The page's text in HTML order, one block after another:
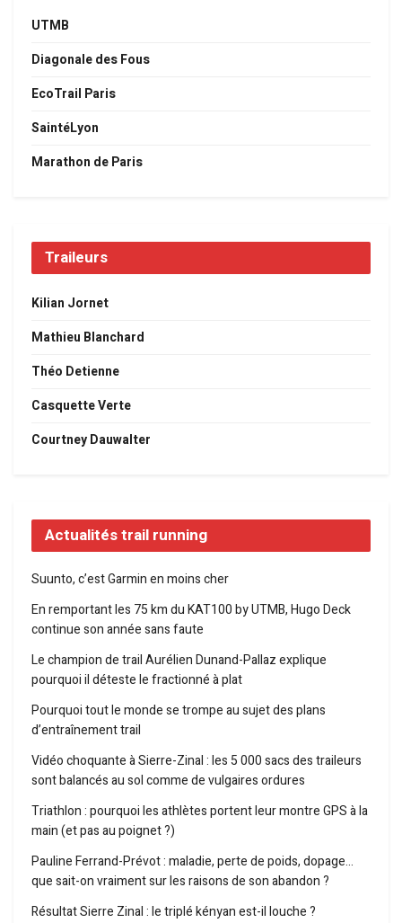
UTMB
Diagonale des Fous
EcoTrail Paris
SaintéLyon
Marathon de Paris
Traileurs
Kilian Jornet
Mathieu Blanchard
Théo Detienne
Casquette Verte
Courtney Dauwalter
Actualités trail running
Suunto, c’est Garmin en moins cher
En remportant les 75 km du KAT100 by UTMB, Hugo Deck
continue son année sans faute
Le champion de trail Aurélien Dunand-Pallaz explique
pourquoi il déteste le fractionné à plat
Pourquoi tout le monde se trompe au sujet des plans
d’entraînement trail
Vidéo choquante à Sierre-Zinal : les 5 000 sacs des traileurs
sont balancés au sol comme de vulgaires ordures
Triathlon : pourquoi les athlètes portent leur montre GPS à la
main (et pas au poignet ?)
Pauline Ferrand-Prévot : maladie, perte de poids, dopage…
que sait-on vraiment sur les raisons de son abandon ?
Résultat Sierre Zinal : le triplé kényan est-il louche ?